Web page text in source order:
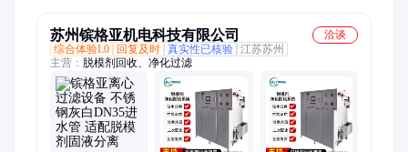
苏州镔格亚机电科技有限公司
洽谈
综合体验L0
回复及时 真实性已核验 江苏苏州
主营： 脱模剂回收、净化过滤